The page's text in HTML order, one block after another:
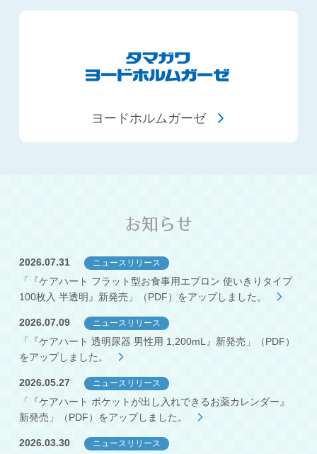
ヨードホルムガーゼ
お知らせ
2026.07.31 ニュースリリース
「『ケアハート フラット型お食事用エプロン 使いきりタイプ
100枚入 半透明』新発売」（PDF）をアップしました。
2026.07.09 ニュースリリース
「『ケアハート 透明尿器 男性用 1,200mL』新発売」（PDF）
をアップしました。
2026.05.27 ニュースリリース
「『ケアハート ポケットが出し入れできるお薬カレンダー』
新発売」（PDF）をアップしました。
2026.03.30 ニュースリリース